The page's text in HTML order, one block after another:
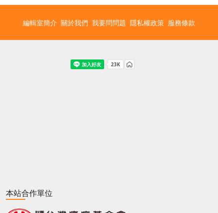
編輯室簡介 關於我們 我要問問題 隱私權政策 服務條款
本站合作單位